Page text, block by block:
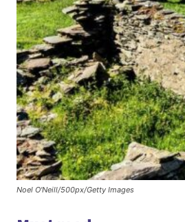
Noel O'Neill/500px/Getty Images